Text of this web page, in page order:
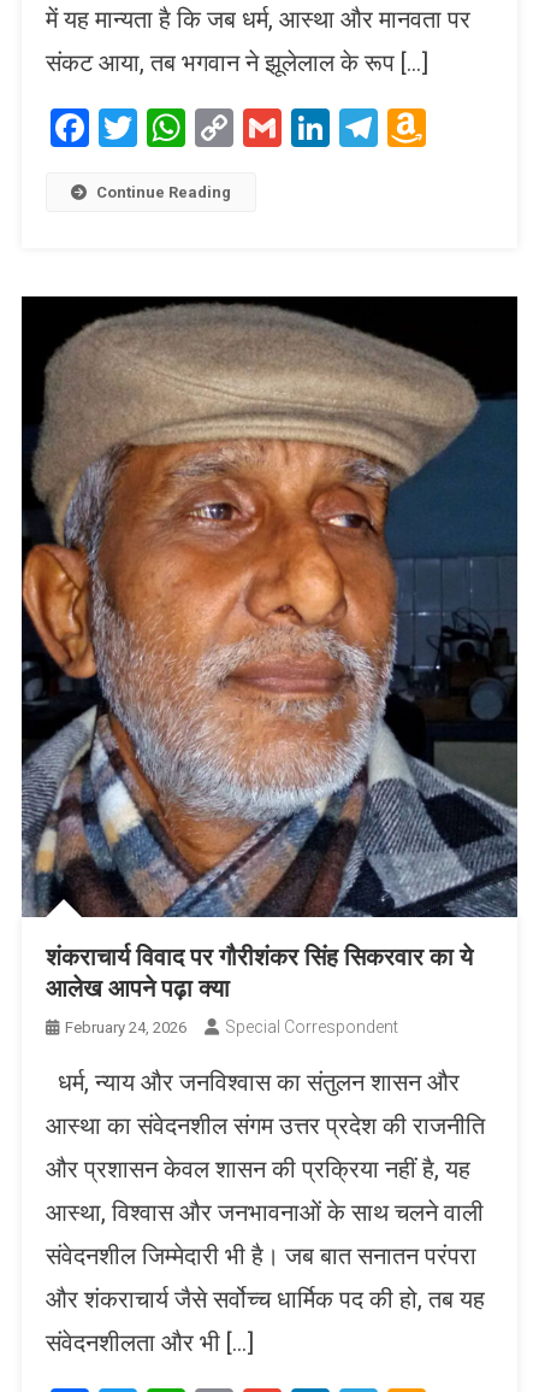
में यह मान्यता है कि जब धर्म, आस्था और मानवता पर
संकट आया, तब भगवान ने झूलेलाल के रूप […]
Facebook
Twitter
WhatsApp
CopyGmailLinkedIn
Telegram
Continue Reading
शंकराचार्य विवाद पर गौरीशंकर सिंह सिकरवार का ये
आलेख आपने पढ़ा क्या
February 24, 2026 Special Correspondent
धर्म, न्याय और जनविश्वास का संतुलन शासन और
आस्था का संवेदनशील संगम उत्तर प्रदेश की राजनीति
और प्रशासन केवल शासन की प्रक्रिया नहीं है, यह
आस्था, विश्वास और जनभावनाओं के साथ चलने वाली
संवेदनशील जिम्मेदारी भी है। जब बात सनातन परंपरा
और शंकराचार्य जैसे सर्वोच्च धार्मिक पद की हो, तब यह
संवेदनशीलता और भी […]